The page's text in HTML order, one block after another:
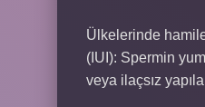
Ülkelerinde
(IUI): Spermin
veya ilaçsız